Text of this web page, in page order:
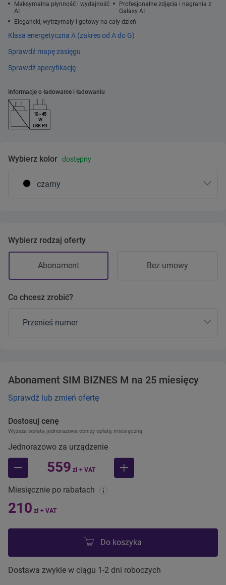
Maksymalna płynność i wydajność
AI
Profesjonalne zdjęcia i nagrania z
Galaxy AI
Elegancki, wytrzymały i gotowy na cały dzień
Klasa energetyczna A (zakres od A do G)
Sprawdź mapę zasięgu
Sprawdź specyfikację
Informacje o ładowarce i ładowaniu
10 - 45
W
USB PD
Wybierz kolor dostępny
czarny
Wybierz rodzaj oferty
Abonament Bez umowy
Co chcesz zrobić?
Przenieś numer
Abonament SIM BIZNES M na 25 miesięcy
Sprawdź lub zmień ofertę
Dostosuj cenę
Wyższa wpłata jednorazowa obniży opłatę miesięczną
Jednorazowo za urządzenie
mniej 559 zł + VAT
więcej
Miesięcznie po rabatach
210 zł + VAT
Do koszyka
Dostawa zwykle w ciągu 1-2 dni roboczych